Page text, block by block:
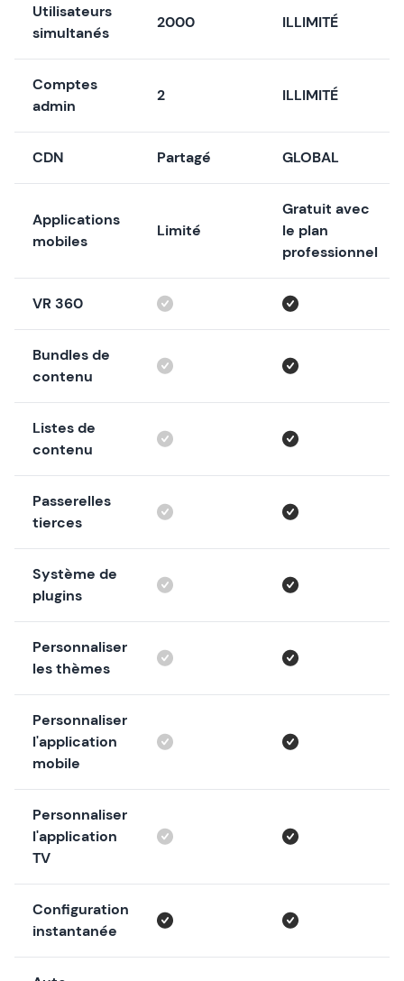
Utilisateurs
simultanés
2000 ILLIMITÉ
Comptes
admin
2 ILLIMITÉ
CDN Partagé GLOBAL
Applications
mobiles
Limité
Gratuit avec
le plan
professionnel
VR 360
Bundles de
contenu
Listes de
contenu
Passerelles
tierces
Système de
plugins
Personnaliser
les thèmes
Personnaliser
l'application
mobile
Personnaliser
l'application
TV
Configuration
instantanée